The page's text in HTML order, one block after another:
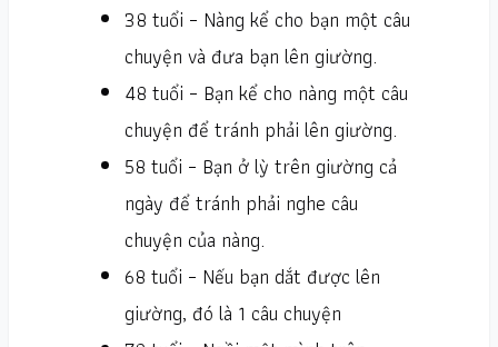
38 tuổi – Nàng kể cho bạn một câu
chuyện và đưa bạn lên giường.
48 tuổi – Bạn kể cho nàng một câu
chuyện để tránh phải lên giường.
58 tuổi – Bạn ở lỳ trên giường cả
ngày để tránh phải nghe câu
chuyện của nàng.
68 tuổi – Nếu bạn dắt được lên
giường, đó là 1 câu chuyện